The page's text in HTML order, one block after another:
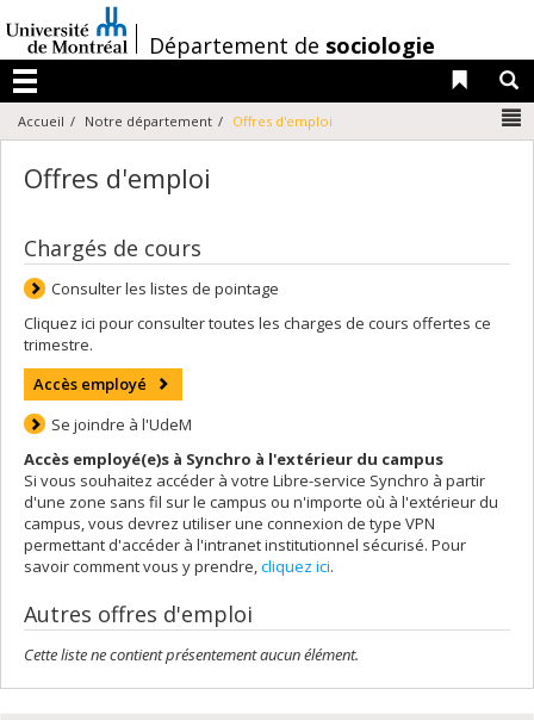
au
contenu
/Département de sociologie
Menu
Liens
Accueil Notre département Offres d'emploi
Offres d'emploi
Chargés de cours
Consulter les listes de pointage
Cliquez ici pour consulter toutes les charges de cours offertes ce
trimestre.
Accès employé
Se joindre à l'UdeM
Accès employé(e)s à Synchro à l'extérieur du campus
Si vous souhaitez accéder à votre Libre-service Synchro à partir
d'une zone sans fil sur le campus ou n'importe où à l'extérieur du
campus, vous devrez utiliser une connexion de type VPN
permettant d'accéder à l'intranet institutionnel sécurisé. Pour
savoir comment vous y prendre, cliquez ici.
Autres offres d'emploi
Cette liste ne contient présentement aucun élément.